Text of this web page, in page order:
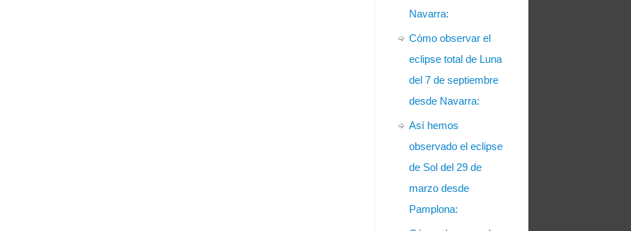
Navarra:
Cómo observar el
eclipse total de Luna
del 7 de septiembre
desde Navarra:
Así hemos
observado el eclipse
de Sol del 29 de
marzo desde
Pamplona: